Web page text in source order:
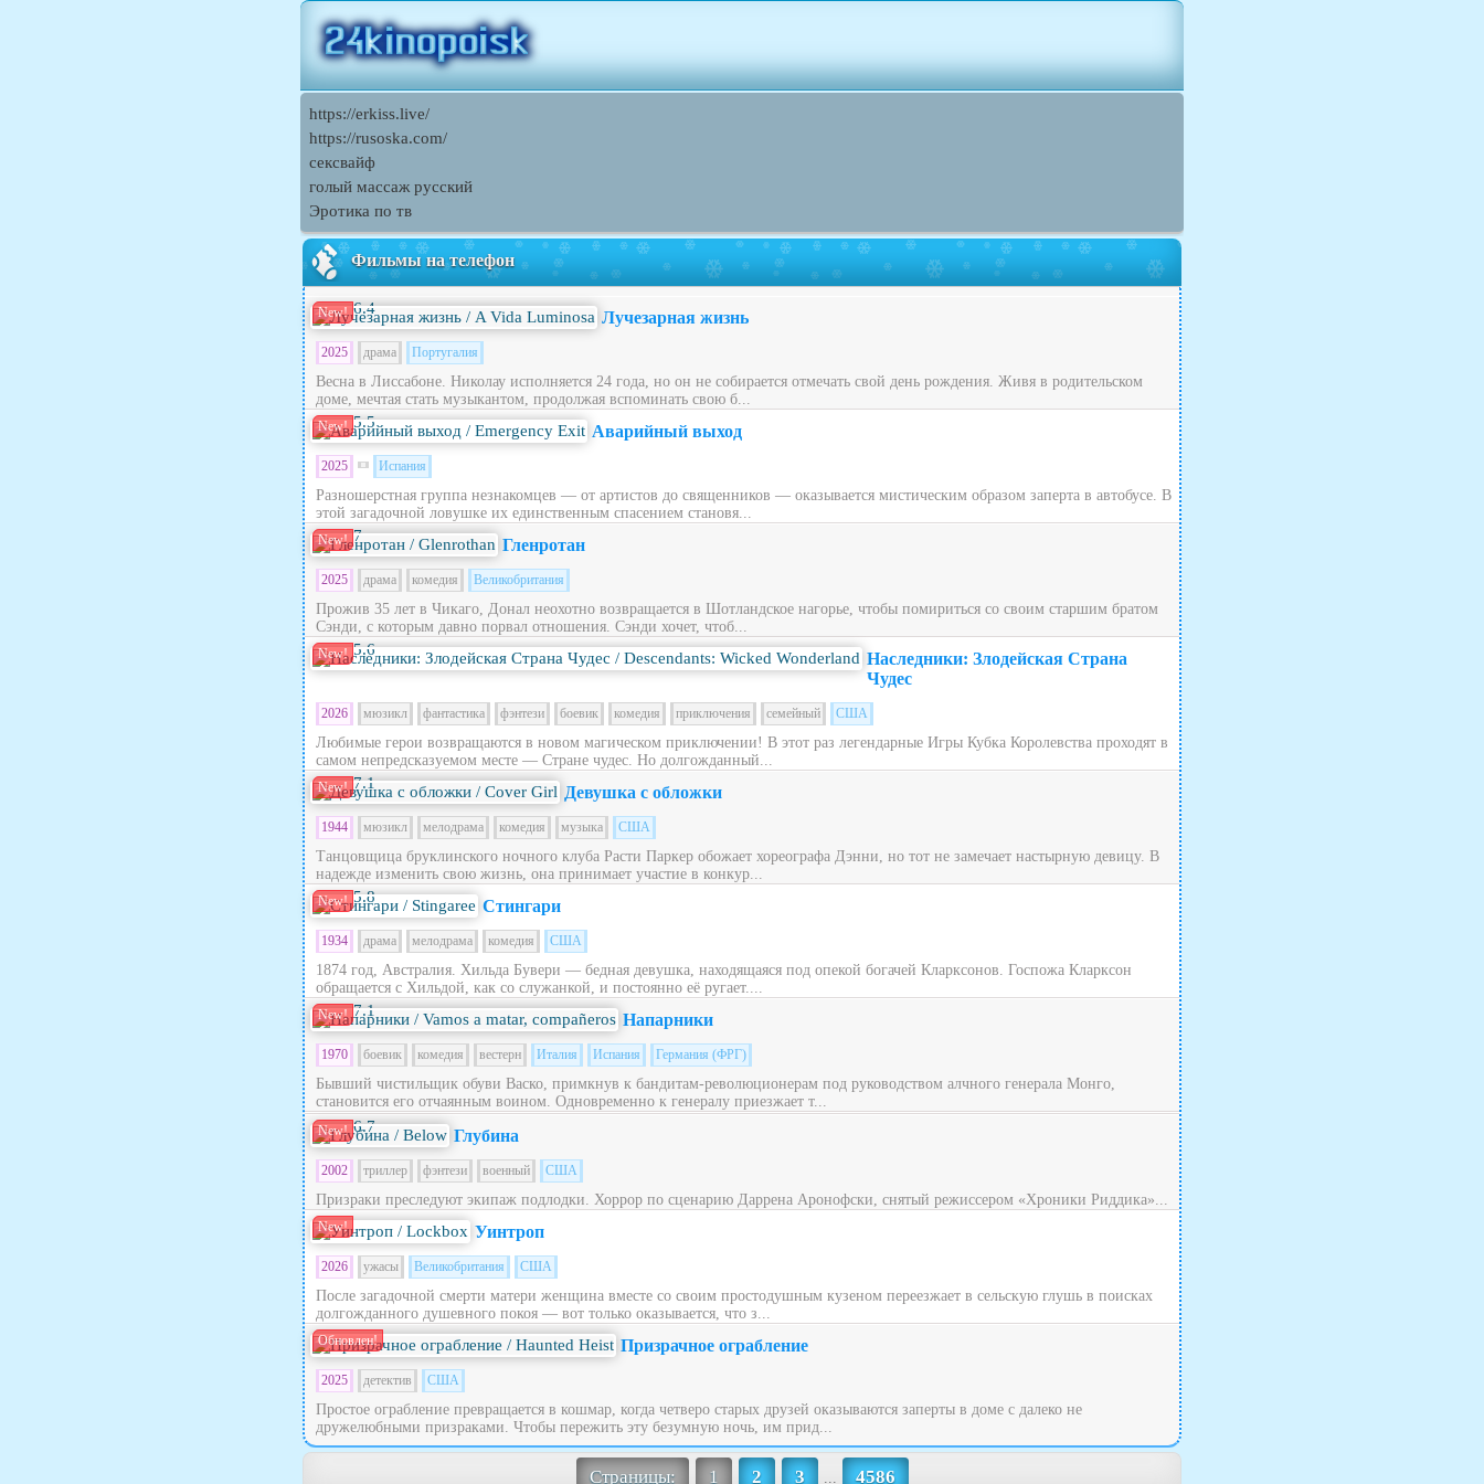
https://erkiss.live/
https://rusoska.com/
сексвайф
голый массаж русский
Эротика по тв
Фильмы на телефон
New! 6.4 Лучезарная жизнь
2025 драма Португалия
Весна в Лиссабоне. Николау исполняется 24 года, но он не собирается отмечать свой день рождения. Живя в родительском
доме, мечтая стать музыкантом, продолжая вспоминать свою б...
New! 5.5 Аварийный выход
2025 Испания
Разношерстная группа незнакомцев — от артистов до священников — оказывается мистическим образом заперта в автобусе. В
этой загадочной ловушке их единственным спасением становя...
New! 7 Гленротан
2025 драма комедия Великобритания
Прожив 35 лет в Чикаго, Донал неохотно возвращается в Шотландское нагорье, чтобы помириться со своим старшим братом
Сэнди, с которым давно порвал отношения. Сэнди хочет, чтоб...
New! 5.6
Наследники: Злодейская Страна
Чудес
2026 мюзикл фантастика фэнтези боевик комедия приключения семейный США
Любимые герои возвращаются в новом магическом приключении! В этот раз легендарные Игры Кубка Королевства проходят в
самом непредсказуемом месте — Стране чудес. Но долгожданный...
New! 7.1 Девушка с обложки
1944 мюзикл мелодрама комедия музыка США
Танцовщица бруклинского ночного клуба Расти Паркер обожает хореографа Дэнни, но тот не замечает настырную девицу. В
надежде изменить свою жизнь, она принимает участие в конкур...
New! 5.8 Стингари
1934 драма мелодрама комедия США
1874 год, Австралия. Хильда Бувери — бедная девушка, находящаяся под опекой богачей Кларксонов. Госпожа Кларксон
обращается с Хильдой, как со служанкой, и постоянно её ругает....
New! 7.1 Напарники
1970 боевик комедия вестерн Италия Испания Германия (ФРГ)
Бывший чистильщик обуви Васко, примкнув к бандитам-революционерам под руководством алчного генерала Монго,
становится его отчаянным воином. Одновременно к генералу приезжает т...
New! 6.7 Глубина
2002 триллер фэнтези военный США
Призраки преследуют экипаж подлодки. Хоррор по сценарию Даррена Аронофски, снятый режиссером «Хроники Риддика»...
New! Уинтроп
2026 ужасы Великобритания США
После загадочной смерти матери женщина вместе со своим простодушным кузеном переезжает в сельскую глушь в поисках
долгожданного душевного покоя — вот только оказывается, что з...
Обновлен! Призрачное ограбление
2025 детектив США
Простое ограбление превращается в кошмар, когда четверо старых друзей оказываются заперты в доме с далеко не
дружелюбными призраками. Чтобы пережить эту безумную ночь, им прид...
Страницы: 1 2 3 ... 4586